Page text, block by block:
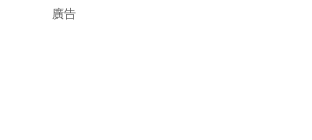
廣告